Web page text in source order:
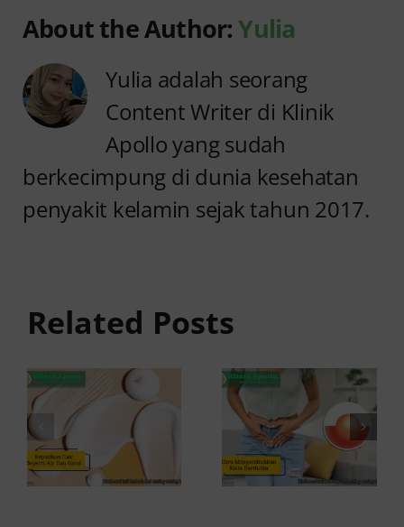
About the Author:Yulia
Yulia adalah seorang
Content Writer di Klinik
Apollo yang sudah
berkecimpung di dunia kesehatan
penyakit kelamin sejak tahun 2017.
Related Posts
Seperti Air
dan Gatal,
Apakah
Berbahaya?
Cara
Takut &
Risiko
Tinggi